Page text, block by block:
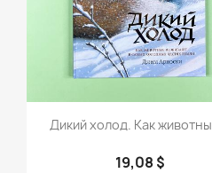
Просмотр
Дикий холод. Как
19,08 $